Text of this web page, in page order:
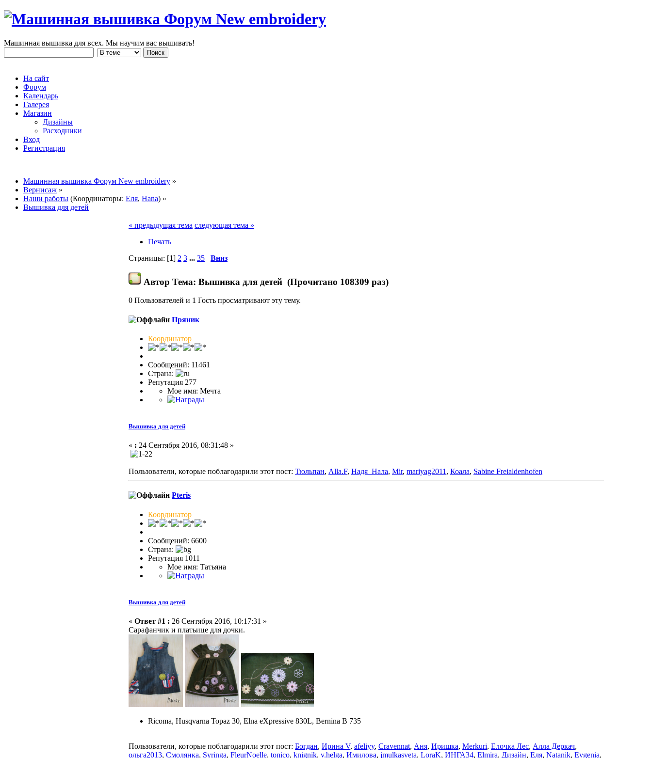
Машинная вышивка для всех. Мы научим вас вышивать!
На сайт
Форум
Календарь
Галерея
Магазин
Дизайны
Расходники
Вход
Регистрация
Машинная вышивка Форум New embroidery »
Вернисаж »
Наши работы (Координаторы: Еля, Hana) »
Вышивка для детей
« предыдущая тема следующая тема »
Печать
Страницы: [1] 2 3 ... 35 Вниз
Автор Тема: Вышивка для детей (Прочитано 108309 раз)
0 Пользователей и 1 Гость просматривают эту тему.
Пряник
Координатор
Сообщений: 11461
Страна:
Репутация 277
Мое имя: Мечта
Вышивка для детей
« : 24 Сентября 2016, 08:31:48 »
Пользователи, которые поблагодарили этот пост: Тюльпан, Alla.F, Надя_Нала, Mir, mariyag2011 , Коала, Sabine Freialdenhofen
Pteris
Координатор
Сообщений: 6600
Страна:
Репутация 1011
Мое имя: Татьяна
Вышивка для детей
« Ответ #1 : 26 Сентября 2016, 10:17:31 »
Сарафанчик и платьице для дочки.
Ricoma, Husqvarna Topaz 30, Elna eXpressive 830L, Bernina B 735
Пользователи, которые поблагодарили этот пост: Богдан, Ирина V, afeliyy, Cravennat, Аня, Иришка, Merkuri, Елочка Лес, Алла Деркач,
ольга2013, Смолянка, Syringa, FleurNoelle, tonico, knignik, v.helga, Имилова, jmulkasveta, LoraK, ИНГА34, Elmira, Дизайн, Еля, Natanik, Evgenia,